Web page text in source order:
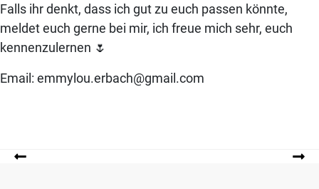
Falls ihr denkt, dass ich gut zu euch passen könnte,
meldet euch gerne bei mir, ich freue mich sehr, euch
kennenzulernen 🌷
Email: emmylou.erbach@gmail.com